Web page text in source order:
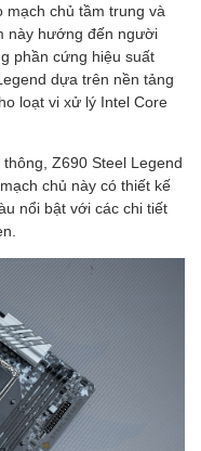
mạch chủ tầm trung và
này hướng đến người
phần cứng hiệu suất
dựa trên nền tảng
loạt vi xử lý Intel Core
Z690 Steel Legend
chủ này có thiết kế
nổi bật với các chi tiết